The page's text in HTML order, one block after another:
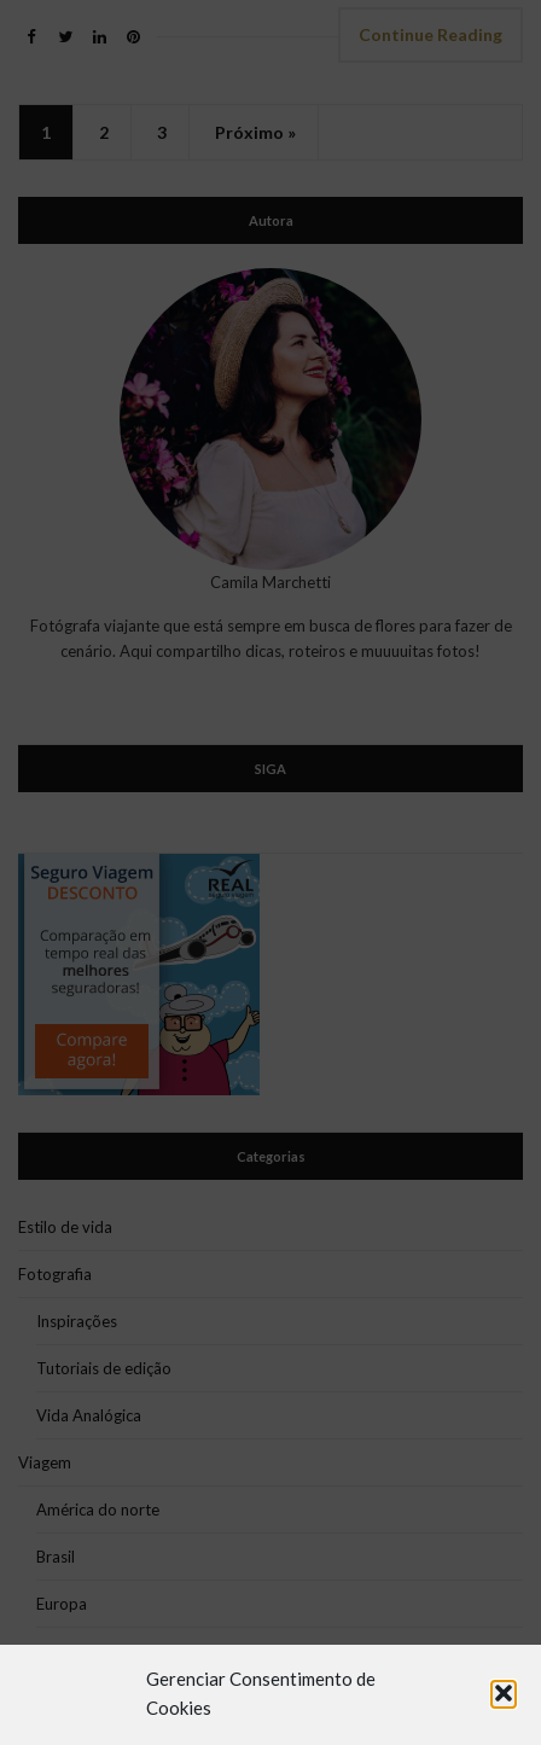
Gerenciar Consentimento de
Cookies
Continue Reading
1 2 3 Próximo »
Autora
Camila Marchetti
Fotógrafa viajante que está sempre em busca de flores para fazer de
cenário. Aqui compartilho dicas, roteiros e muuuuitas fotos!
SIGA
Categorias
Estilo de vida
Fotografia
Inspirações
Tutoriais de edição
Vida Analógica
Viagem
América do norte
Brasil
Europa